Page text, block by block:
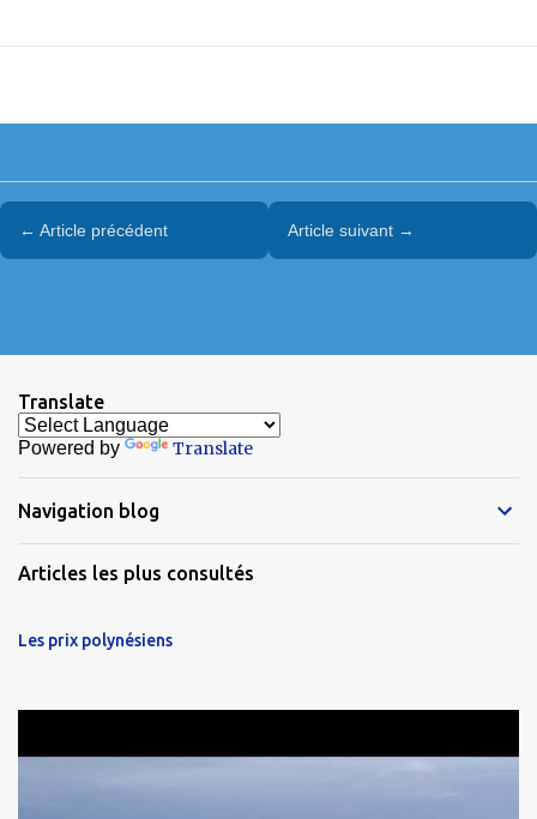
← Article précédent Article suivant →
Translate
Powered by Translate
Navigation blog
Articles les plus consultés
Les prix polynésiens